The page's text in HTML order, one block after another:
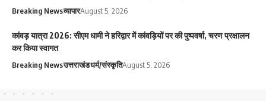
Breaking Newsव्यापारAugust 5, 2026
कांवड़ यात्रा 2026: सीएम धामी ने हरिद्वार में कांवड़ियों पर की पुष्पवर्षा, चरण प्रक्षालन
कर किया स्वागत
Breaking Newsउत्तराखंडधर्म/संस्कृतिAugust 5, 2026